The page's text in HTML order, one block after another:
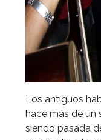
Los antiguos
hace más de un
siendo pasada